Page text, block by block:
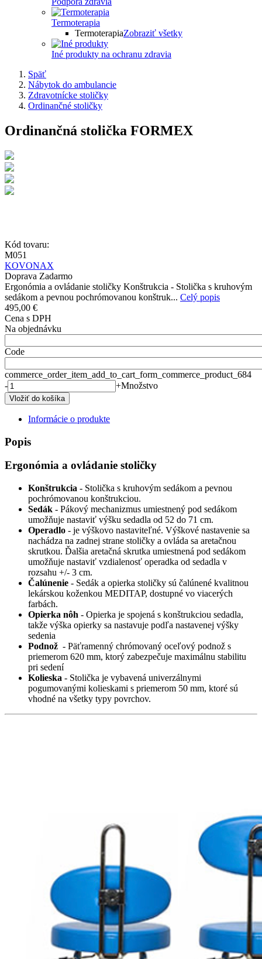
Termoterapia
TermoterapiaZobraziť všetky
Iné produkty na ochranu zdravia
Späť
Nábytok do ambulancie
Zdravotnícke stoličky
Ordinančné stoličky
Ordinančná stolička FORMEX
Kód tovaru:
M051
KOVONAX
Doprava Zadarmo
Ergonómia a ovládanie stoličky Konštrukcia - Stolička s kruhovým
sedákom a pevnou pochrómovanou konštruk... Celý popis
495,00 €
Cena s DPH
Na objednávku
Code
commerce_order_item_add_to_cart_form_commerce_product_684
-
+Množstvo
Informácie o produkte
Popis
Ergonómia a ovládanie stoličky
Konštrukcia - Stolička s kruhovým sedákom a pevnou
pochrómovanou konštrukciou.
Sedák - Pákový mechanizmus umiestnený pod sedákom
umožňuje nastaviť výšku sedadla od 52 do 71 cm.
Operadlo - je výškovo nastaviteľné. Výškové nastavenie sa
nachádza na zadnej strane stoličky a ovláda sa aretačnou
skrutkou. Ďalšia aretačná skrutka umiestnená pod sedákom
umožňuje nastaviť vzdialenosť operadka od sedadla v
rozsahu +/- 3 cm.
Čalúnenie - Sedák a opierka stoličky sú čalúnené kvalitnou
lekárskou koženkou MEDITAP, dostupné vo viacerých
farbách.
Opierka nôh - Opierka je spojená s konštrukciou sedadla,
takže výška opierky sa nastavuje podľa nastavenej výšky
sedenia
Podnož - Päťramenný chrómovaný oceľový podnož s
priemerom 620 mm, ktorý zabezpečuje maximálnu stabilitu
pri sedení
Kolieska - Stolička je vybavená univerzálnymi
pogumovanými kolieskami s priemerom 50 mm, ktoré sú
vhodné na všetky typy povrchov.